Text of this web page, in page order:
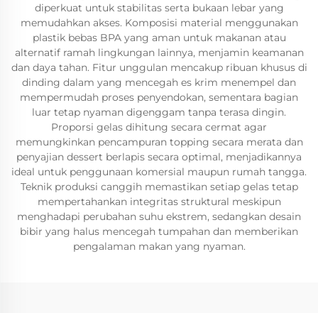
diperkuat untuk stabilitas serta bukaan lebar yang
memudahkan akses. Komposisi material menggunakan
plastik bebas BPA yang aman untuk makanan atau
alternatif ramah lingkungan lainnya, menjamin keamanan
dan daya tahan. Fitur unggulan mencakup ribuan khusus di
dinding dalam yang mencegah es krim menempel dan
mempermudah proses penyendokan, sementara bagian
luar tetap nyaman digenggam tanpa terasa dingin.
Proporsi gelas dihitung secara cermat agar
memungkinkan pencampuran topping secara merata dan
penyajian dessert berlapis secara optimal, menjadikannya
ideal untuk penggunaan komersial maupun rumah tangga.
Teknik produksi canggih memastikan setiap gelas tetap
mempertahankan integritas struktural meskipun
menghadapi perubahan suhu ekstrem, sedangkan desain
bibir yang halus mencegah tumpahan dan memberikan
pengalaman makan yang nyaman.